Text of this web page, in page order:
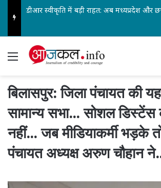
Menu
बिलासपुर: जिला पंचायत की
सामान्य सभा… सोशल डिस्टेंस
नहीं… जब मीडियाकर्मी भड़के
पंचायत अध्यक्ष अरुण चौहान